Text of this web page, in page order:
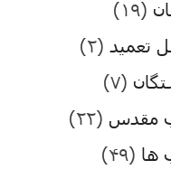
(۱۹)
تعمید (۲)
(۷)
مقدس (۲۲)
ها (۴۹)